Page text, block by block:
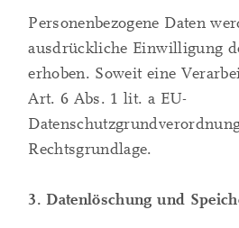
Personenbezogene Daten
ausdrückliche Einwilligung
erhoben. Soweit eine
Art. 6 Abs. 1 lit. a EU-
Rechtsgrundlage.
3. Datenlöschung und